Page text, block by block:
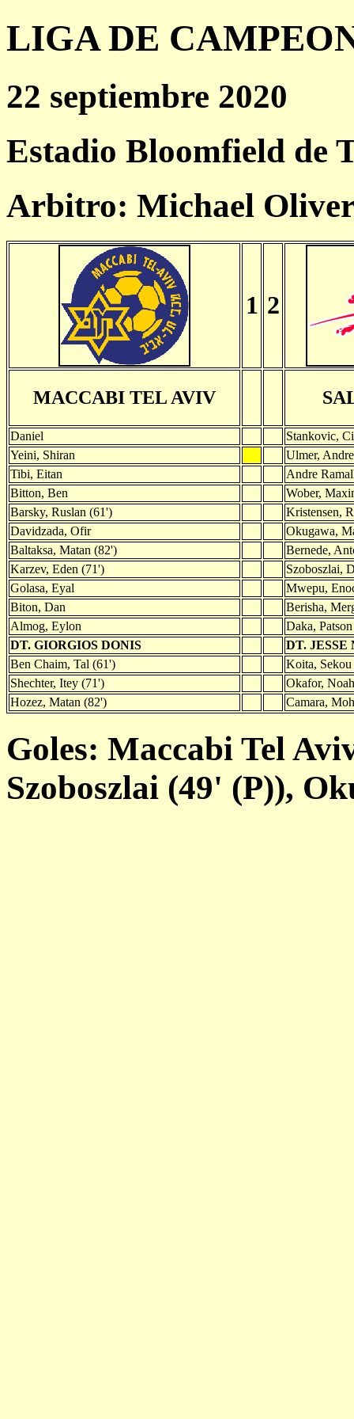
LIGA DE
22 septiembre 2020
Estadio Bloomfield de
Arbitro: Michael
1 2
MACCABI TEL AVIV
Daniel
Stankovic,
Yeini, Shiran
Ulmer,
Tibi, Eitan
Andre
Bitton, Ben
Wober,
Barsky, Ruslan (61')
Kristensen,
Davidzada, Ofir
Okugawa,
Baltaksa, Matan (82')
Bernede,
Karzev, Eden (71')
Szoboszlai,
Golasa, Eyal
Mwepu,
Biton, Dan
Berisha,
Almog, Eylon
Daka, Patson
DT. GIORGIOS DONIS
DT. JESSE
Ben Chaim, Tal (61')
Koita,
Shechter, Itey (71')
Okafor,
Hozez, Matan (82')
Camara,
Goles: Maccabi Tel
Szoboszlai (49' (P)),